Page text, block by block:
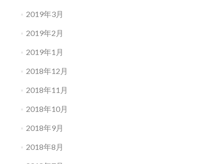
2019年3月
2019年2月
2019年1月
2018年12月
2018年11月
2018年10月
2018年9月
2018年8月